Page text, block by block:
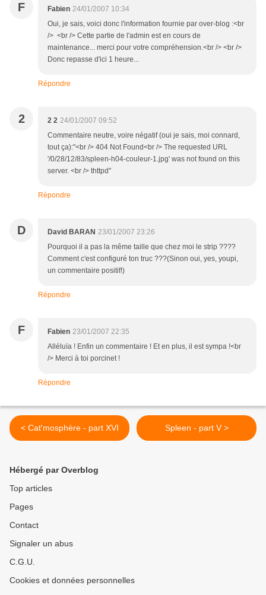
F Fabien 24/01/2007 10:34
Oui, je sais, voici donc l'information fournie par over-blog :<br
/> <br /> Cette partie de l'admin est en cours de
maintenance... merci pour votre compréhension.<br /> <br />
Donc repasse d'ici 1 heure...
Répondre
2 2 2 24/01/2007 09:52
Commentaire neutre, voire négatif (oui je sais, moi connard,
tout ça):"<br /> 404 Not Found<br /> The requested URL
'/0/28/12/83/spleen-h04-couleur-1.jpg' was not found on this
server. <br /> thttpd"
Répondre
D David BARAN 23/01/2007 23:26
Pourquoi il a pas la même taille que chez moi le strip ????
Comment c'est configuré ton truc ???(Sinon oui, yes, youpi,
un commentaire positif!)
Répondre
F Fabien 23/01/2007 22:35
Alléluïa ! Enfin un commentaire ! Et en plus, il est sympa !<br
/> Merci à toi porcinet !
Répondre
< Cat'mosphère - part XVI Spleen - part V >
Hébergé par Overblog
Top articles
Pages
Contact
Signaler un abus
C.G.U.
Cookies et données personnelles